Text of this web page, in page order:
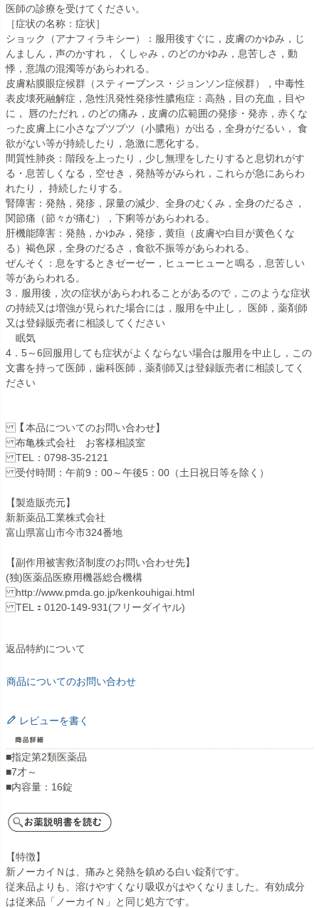
医師の診療を受けてください。
［症状の名称：症状］
ショック（アナフィラキシー）：服用後すぐに，皮膚のかゆみ，じ
んましん，声のかすれ， くしゃみ，のどのかゆみ，息苦しさ，動
悸，意識の混濁等があらわれる。
皮膚粘膜眼症候群（スティーブンス・ジョンソン症候群），中毒性
表皮壊死融解症，急性汎発性発疹性膿疱症：高熱，目の充血，目や
に， 唇のただれ，のどの痛み，皮膚の広範囲の発疹・発赤，赤くな
った皮膚上に小さなブツブツ（小膿疱）が出る，全身がだるい， 食
欲がない等が持続したり，急激に悪化する。
間質性肺炎：階段を上ったり，少し無理をしたりすると息切れがす
る・息苦しくなる，空せき，発熱等がみられ，これらが急にあらわ
れたり， 持続したりする。
腎障害：発熱，発疹，尿量の減少、全身のむくみ，全身のだるさ，
関節痛（節々が痛む），下痢等があらわれる。
肝機能障害：発熱，かゆみ，発疹，黄疸（皮膚や白目が黄色くな
る）褐色尿，全身のだるさ，食欲不振等があらわれる。
ぜんそく：息をするときゼーゼー，ヒューヒューと鳴る，息苦しい
等があらわれる。
3．服用後，次の症状があらわれることがあるので，このような症状
の持続又は増強が見られた場合には，服用を中止し， 医師，薬剤師
又は登録販売者に相談してください
眠気
4．5～6回服用しても症状がよくならない場合は服用を中止し，この
文書を持って医師，歯科医師，薬剤師又は登録販売者に相談してく
ださい
【本品についてのお問い合わせ】
布亀株式会社 お客様相談室
TEL：0798-35-2121
受付時間：午前9：00～午後5：00（土日祝日等を除く）
【製造販売元】
新新薬品工業株式会社
富山県富山市今市324番地
【副作用被害救済制度のお問い合わせ先】
(独)医薬品医療用機器総合機構
http://www.pmda.go.jp/kenkouhigai.html
TEL：0120-149-931(フリーダイヤル)
返品特約について
商品についてのお問い合わせ
レビューを書く
■指定第2類医薬品
■7才～
■内容量：16錠
【特徴】
新ノーカイＮは、痛みと発熱を鎮める白い錠剤です。
従来品よりも、溶けやすくなり吸収がはやくなりました。有効成分
は従来品「ノーカイＮ」と同じ処方です。